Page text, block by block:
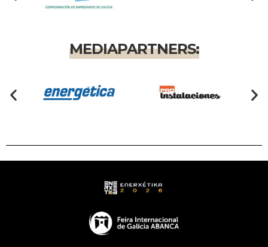
MEDIAPARTNERS: